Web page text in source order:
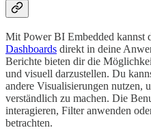
Mit Power BI Embedded kannst
Dashboards direkt in deine
Berichte bieten dir die
und visuell darzustellen. Du
andere Visualisierungen nutzen,
verständlich zu machen. Die
interagieren, Filter anwenden
betrachten.